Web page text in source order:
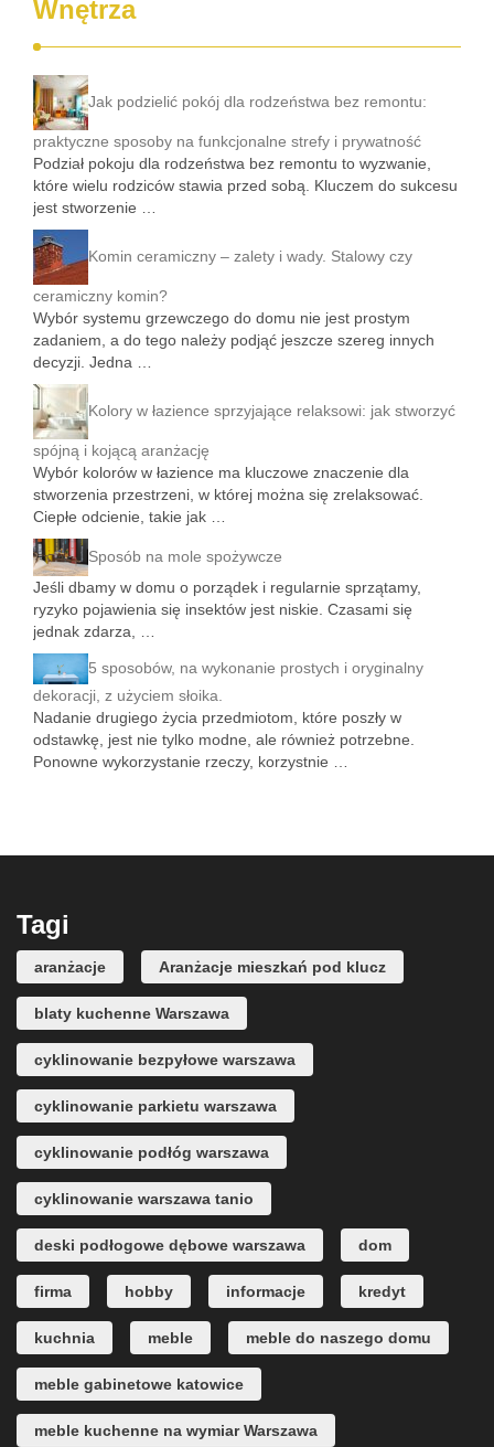
Wnętrza
Jak podzielić pokój dla rodzeństwa bez remontu:
praktyczne sposoby na funkcjonalne strefy i prywatność
Podział pokoju dla rodzeństwa bez remontu to wyzwanie,
które wielu rodziców stawia przed sobą. Kluczem do sukcesu
jest stworzenie …
Komin ceramiczny – zalety i wady. Stalowy czy
ceramiczny komin?
Wybór systemu grzewczego do domu nie jest prostym
zadaniem, a do tego należy podjąć jeszcze szereg innych
decyzji. Jedna …
Kolory w łazience sprzyjające relaksowi: jak stworzyć
spójną i kojącą aranżację
Wybór kolorów w łazience ma kluczowe znaczenie dla
stworzenia przestrzeni, w której można się zrelaksować.
Ciepłe odcienie, takie jak …
Sposób na mole spożywcze
Jeśli dbamy w domu o porządek i regularnie sprzątamy,
ryzyko pojawienia się insektów jest niskie. Czasami się
jednak zdarza, …
5 sposobów, na wykonanie prostych i oryginalny
dekoracji, z użyciem słoika.
Nadanie drugiego życia przedmiotom, które poszły w
odstawkę, jest nie tylko modne, ale również potrzebne.
Ponowne wykorzystanie rzeczy, korzystnie …
Tagi
aranżacje Aranżacje mieszkań pod klucz
blaty kuchenne Warszawa
cyklinowanie bezpyłowe warszawa
cyklinowanie parkietu warszawa
cyklinowanie podłóg warszawa
cyklinowanie warszawa tanio
deski podłogowe dębowe warszawa dom
firma hobby informacje kredyt
kuchnia meble meble do naszego domu
meble gabinetowe katowice
meble kuchenne na wymiar Warszawa